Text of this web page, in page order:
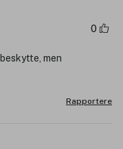
0
men
Rapportere